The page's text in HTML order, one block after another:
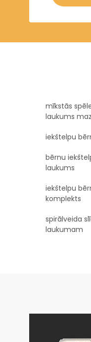
mīkstās
laukums
iekštelpu
bērnu
laukums
iekštelpu
komplekts
spirālveida
laukumam